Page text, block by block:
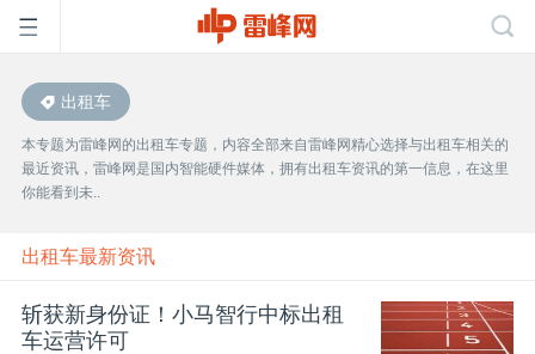
首
页
雷
峰
出租车
本专题为雷峰网的出租车专题，内容全部来自雷峰网精心选择与出租车相关的
最近资讯，雷峰网是国内智能硬件媒体，拥有出租车资讯的第一信息，在这里
你能看到未..
出租车最新资讯
斩获新身份证！小马智行中标出租
车运营许可